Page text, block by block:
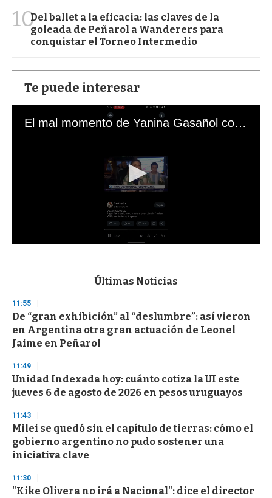
10Del ballet a la eficacia: las claves de la
goleada de Peñarol a Wanderers para
conquistar el Torneo Intermedio
Te puede interesar
El mal momento de Yanina Gasañol con un hincha argentino en "Subrayado"
s
d
s
o
f
3
s
e
c
o
d
s
Últimas Noticias
11:55
De “gran exhibición” al “deslumbre”: así vieron
en Argentina otra gran actuación de Leonel
Jaime en Peñarol
11:49
Unidad Indexada hoy: cuánto cotiza la UI este
jueves 6 de agosto de 2026 en pesos uruguayos
11:43
Milei se quedó sin el capítulo de tierras: cómo el
gobierno argentino no pudo sostener una
iniciativa clave
11:30
"Kike Olivera no irá a Nacional": dice el director